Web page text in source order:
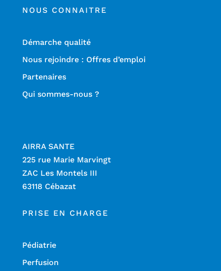
NOUS CONNAITRE
Démarche qualité
Nous rejoindre : Offres d’emploi
Partenaires
Qui sommes-nous ?
AIRRA SANTE
225 rue Marie Marvingt
ZAC Les Montels III
63118 Cébazat
PRISE EN CHARGE
Pédiatrie
Perfusion